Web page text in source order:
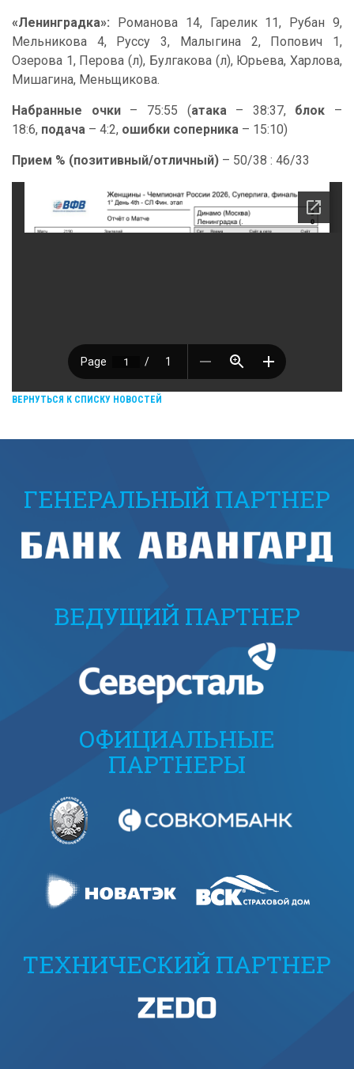
«Ленинградка»: Романова 14, Гарелик 11, Рубан 9,
Мельникова 4, Руссу 3, Малыгина 2, Попович 1,
Озерова 1, Перова (л), Булгакова (л), Юрьева, Харлова,
Мишагина, Меньщикова.
Набранные очки– 75:55 (атака– 38:37, блок –
18:6, подача – 4:2, ошибки соперника – 15:10)
Прием % (позитивный/отличный) – 50/38 : 46/33
ВЕРНУТЬСЯ К СПИСКУ НОВОСТЕЙ
ГЕНЕРАЛЬНЫЙ ПАРТНЕР
ВЕДУЩИЙ ПАРТНЕР
ОФИЦИАЛЬНЫЕ
ПАРТНЕРЫ
ТЕХНИЧЕСКИЙ ПАРТНЕР